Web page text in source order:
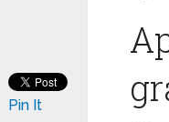
Pin It